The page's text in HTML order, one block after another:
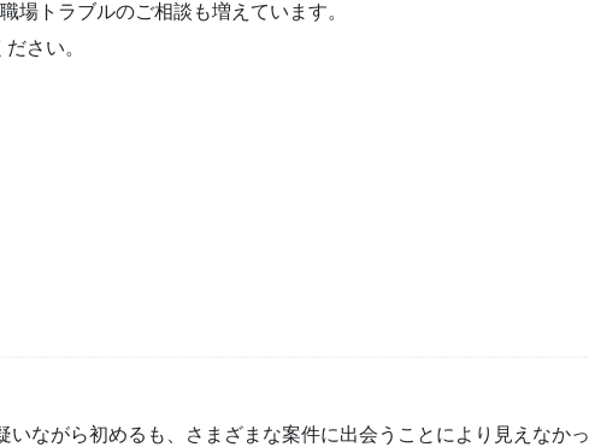
場トラブルのご相談も増えています。
さい。
いながら初めるも、さまざまな案件に出会うことにより見えなかっ